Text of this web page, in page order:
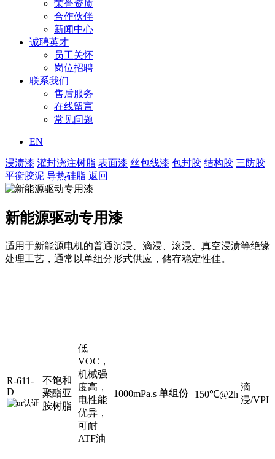
荣誉资质
合作伙伴
新闻中心
诚聘英才
员工关怀
岗位招聘
联系我们
售后服务
在线留言
常见问题
EN
浸渍漆 灌封浇注树脂 表面漆 丝包线漆 包封胶 结构胶 三防胶
平衡胶泥 导热硅脂 返回
新能源驱动专用漆
适用于新能源电机的普通沉浸、滴浸、滚浸、真空浸渍等绝缘
处理工艺，通常以单组分形式供应，储存稳定性佳。
R-611-
D
不饱和
聚酯亚
胺树脂
低
VOC，
机械强
度高，
电性能
优异，
可耐
ATF油
1000mPa.s 单组份 150℃@2h
滴
浸/VPI